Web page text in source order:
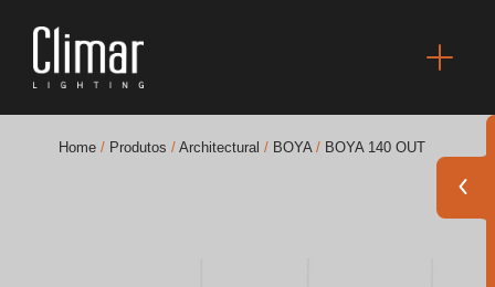
Home / Produtos / Architectural / BOYA / BOYA 140 OUT